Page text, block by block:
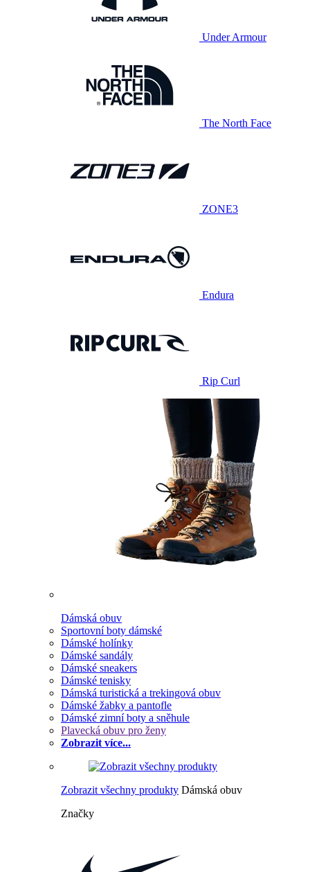
Under Armour
The North Face
ZONE3
Endura
Rip Curl
Dámská obuv
Sportovní boty dámské
Dámské holínky
Dámské sandály
Dámské sneakers
Dámské tenisky
Dámská turistická a trekingová obuv
Dámské žabky a pantofle
Dámské zimní boty a sněhule
Plavecká obuv pro ženy
Zobrazit více...
Zobrazit všechny produkty Dámská obuv
Značky